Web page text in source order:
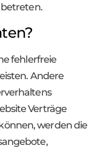
betreten.
fehlerfreie
Andere
Verträge
werden die